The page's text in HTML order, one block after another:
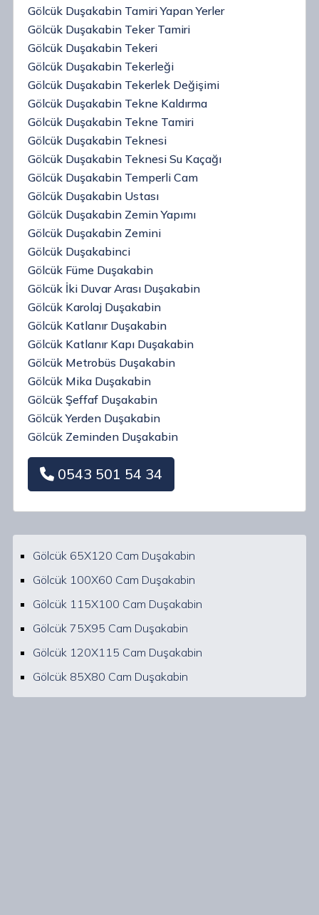
Gölcük Duşakabin Tamiri Yapan Yerler
Gölcük Duşakabin Teker Tamiri
Gölcük Duşakabin Tekeri
Gölcük Duşakabin Tekerleği
Gölcük Duşakabin Tekerlek Değişimi
Gölcük Duşakabin Tekne Kaldırma
Gölcük Duşakabin Tekne Tamiri
Gölcük Duşakabin Teknesi
Gölcük Duşakabin Teknesi Su Kaçağı
Gölcük Duşakabin Temperli Cam
Gölcük Duşakabin Ustası
Gölcük Duşakabin Zemin Yapımı
Gölcük Duşakabin Zemini
Gölcük Duşakabinci
Gölcük Füme Duşakabin
Gölcük İki Duvar Arası Duşakabin
Gölcük Karolaj Duşakabin
Gölcük Katlanır Duşakabin
Gölcük Katlanır Kapı Duşakabin
Gölcük Metrobüs Duşakabin
Gölcük Mika Duşakabin
Gölcük Şeffaf Duşakabin
Gölcük Yerden Duşakabin
Gölcük Zeminden Duşakabin
0543 501 54 34
Gölcük 65X120 Cam Duşakabin
Gölcük 100X60 Cam Duşakabin
Gölcük 115X100 Cam Duşakabin
Gölcük 75X95 Cam Duşakabin
Gölcük 120X115 Cam Duşakabin
Gölcük 85X80 Cam Duşakabin